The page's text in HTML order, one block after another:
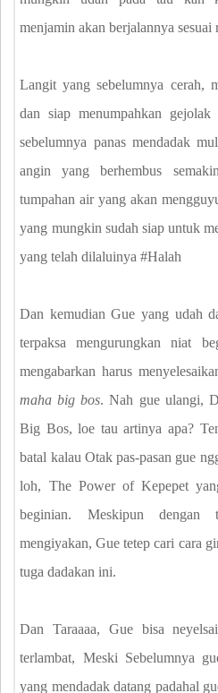
menjamin akan berjalannya sesuai
Langit yang sebelumnya cerah,
dan siap menumpahkan
sebelumnya panas mendadak
angin yang berhembus
tumpahan air yang akan
yang mungkin sudah siap untuk
yang telah dilaluinya #Halah
Dan kemudian Gue yang udah
terpaksa mengurungkan niat
mengabarkan harus
maha big bos. Nah gue ulangi,
Big Bos, loe tau artinya apa?
batal kalau Otak pas-pasan gue
loh, The Power of Kepepet
beginian. Meskipun dengan
mengiyakan, Gue tetep cari cara
tuga dadakan ini.
Dan Taraaaa, Gue bisa
terlambat, Meski Sebelumnya
yang mendadak datang padahal